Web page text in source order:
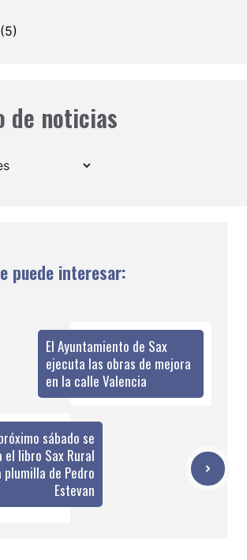
(5)
de noticias
puede interesar:
El Ayuntamiento de Sax
ejecuta las obras de mejora
en la calle Valencia
sábado se
el libro Sax Rural
plumilla de Pedro
Estevan